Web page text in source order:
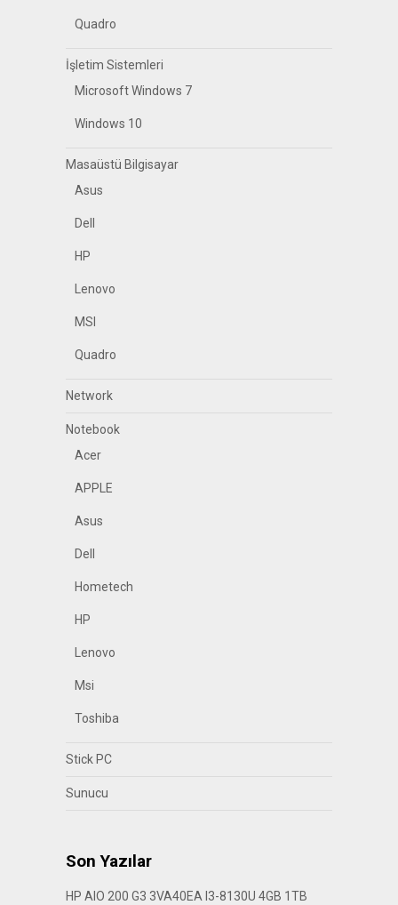
Quadro
İşletim Sistemleri
Microsoft Windows 7
Windows 10
Masaüstü Bilgisayar
Asus
Dell
HP
Lenovo
MSI
Quadro
Network
Notebook
Acer
APPLE
Asus
Dell
Hometech
HP
Lenovo
Msi
Toshiba
Stick PC
Sunucu
Son Yazılar
HP AIO 200 G3 3VA40EA I3-8130U 4GB 1TB